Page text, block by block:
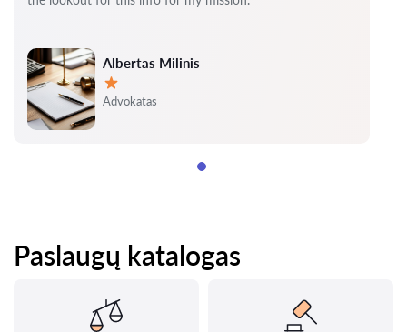
Albertas Milinis
Įvertinimas:
Advokatas
Paslaugų katalogas